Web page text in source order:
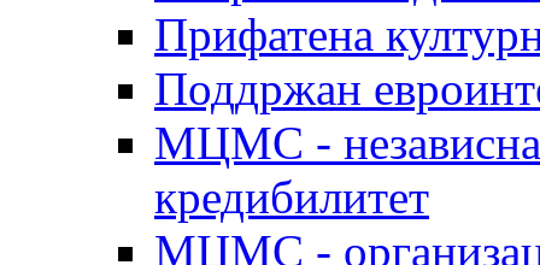
Прифатена
Поддржан
МЦМС - независна
кредибилитет
МЦМС -